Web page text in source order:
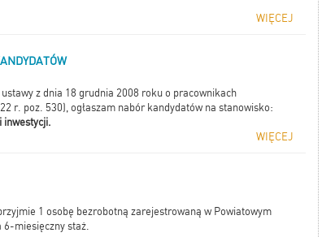
WIĘCEJ
z dnia 18 grudnia 2008 roku o pracownikach
r. poz. 530), ogłaszam nabór kandydatów na stanowisko:
inwestycji.
WIĘCEJ
1 osobę bezrobotną zarejestrowaną w Powiatowym
6-miesięczny staż.